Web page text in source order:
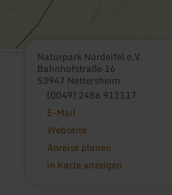
Naturpark Nordeifel e.V.
Bahnhofstraße 16
53947 Nettersheim
(0049) 2486 911117
E-Mail
Webseite
Anreise planen
in Karte anzeigen